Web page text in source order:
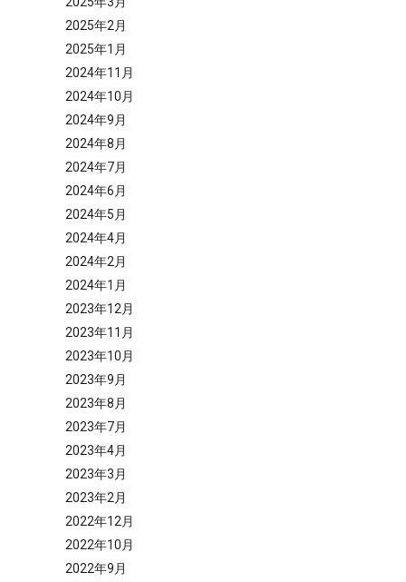
2025年2月
2025年1月
2024年11月
2024年10月
2024年9月
2024年8月
2024年7月
2024年6月
2024年5月
2024年4月
2024年2月
2024年1月
2023年12月
2023年11月
2023年10月
2023年9月
2023年8月
2023年7月
2023年4月
2023年3月
2023年2月
2022年12月
2022年10月
2022年9月